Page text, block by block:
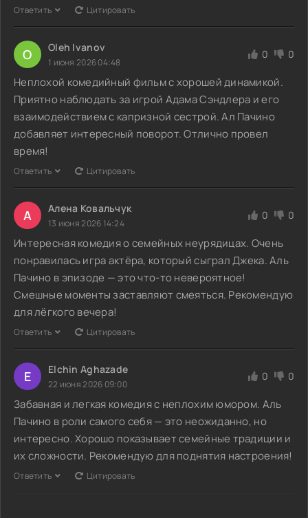
Ответить Цитировать
O Oleh Ivanov
1 июня 2026 04:48
0 0
Неплохой комедийный фильм с хорошей динамикой.
Приятно наблюдать за игрой Адама Сэндлера и его
взаимодействием с капризной сестрой. Ал Пачино
добавляет интересный поворот. Отлично провел
время!
Ответить Цитировать
А Алена Ковальчук
13 июня 2026 14:24
0 0
Интересная комедия о семейных неурядицах. Очень
понравилась игра актёра, который сыграл Джека. Аль
Пачино в эпизоде — это что-то невероятное!
Смешные моменты заставляют смеяться. Рекомендую
для лёгкого вечера!
Ответить Цитировать
E Elchin Aghazade
22 июня 2026 09:00
0 0
Забавная и легкая комедия с неплохим юмором. Аль
Пачино в роли самого себя — это неожиданно, но
интересно. Хорошо показывает семейные традиции и
их сложности. Рекомендую для поднятия настроения!
Ответить Цитировать